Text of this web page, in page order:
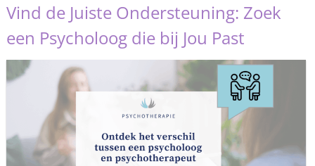
Vind de Juiste Ondersteuning: Zoek
een Psycholoog die bij Jou Past